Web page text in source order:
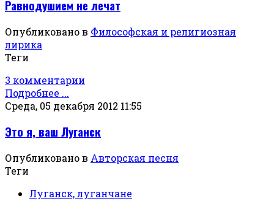
Равнодушием не лечат
Опубликовано в Философская и религиозная
лирика
Теги
3 комментарии
Подробнее ...
Среда, 05 декабря 2012 11:55
Это я, ваш Луганск
Опубликовано в Авторская песня
Теги
Луганск, луганчане